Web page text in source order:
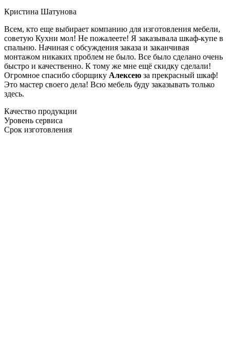
Кристина Шатунова
Всем, кто еще выбирает компанию для изготовления мебели,
советую Кухни мол! Не пожалеете! Я заказывала шкаф-купе в
спальню. Начиная с обсуждения заказа и заканчивая
монтажом никаких проблем не было. Все было сделано очень
быстро и качественно. К тому же мне ещё скидку сделали!
Огромное спасибо сборщику Алексею за прекрасный шкаф!
Это мастер своего дела! Всю мебель буду заказывать только
здесь.
Качество продукции
Уровень сервиса
Срок изготовления